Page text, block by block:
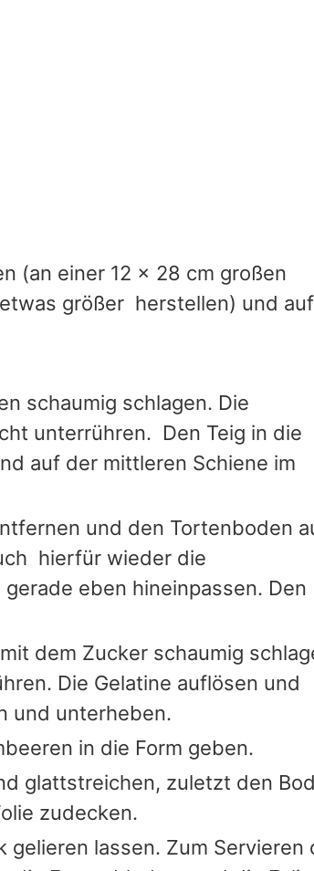
(an einer 12 x 28 cm großen
größer herstellen) und auf
schaumig schlagen. Die
unterrühren. Den Teig in die
auf der mittleren Schiene im
und den Tortenboden
hierfür wieder die
eben hineinpassen. Den
dem Zucker schaumig
Die Gelatine auflösen und
und unterheben.
in die Form geben.
glattstreichen, zuletzt den
zudecken.
gelieren lassen. Zum Servieren